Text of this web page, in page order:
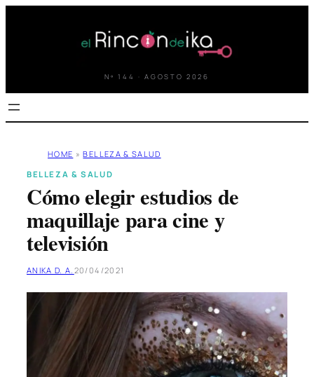
Nº 144 · AGOSTO 2026
HOME » BELLEZA & SALUD
BELLEZA & SALUD
Cómo elegir estudios de
maquillaje para cine y
televisión
ANIKA D. A. 20/04/2021